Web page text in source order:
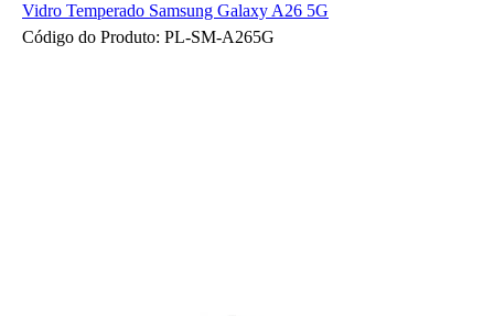
Vidro Temperado Samsung Galaxy A26 5G
Código do Produto: PL-SM-A265G